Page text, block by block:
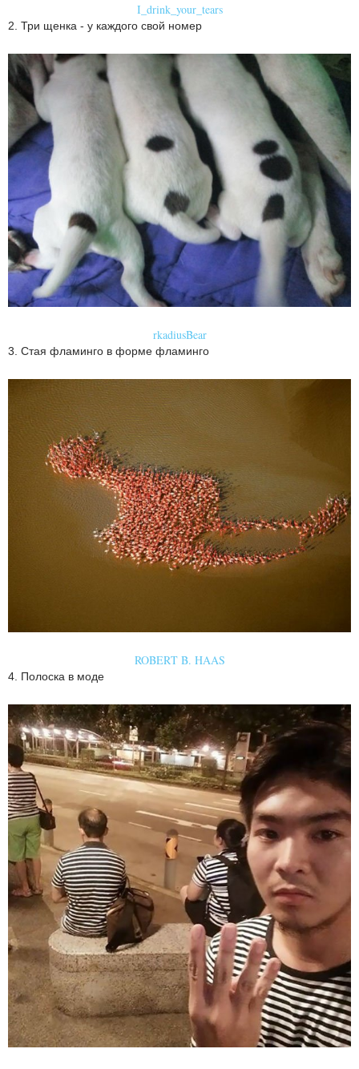
I_drink_your_tears
2. Три щенка - у каждого свой номер
rkadiusBear
3. Стая фламинго в форме фламинго
ROBERT B. HAAS
4. Полоска в моде